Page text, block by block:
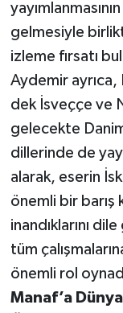
gelmesiyle
izleme fırsatı
Aydemir ayrıca,
dek İsveççe ve
gelecekte
dillerinde de
alarak, eserin
önemli bir barış
inandıklarını
tüm
önemli rol
Manaf’a